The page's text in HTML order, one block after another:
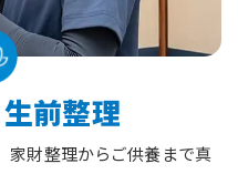
前整理
家財整理からご供養まで真